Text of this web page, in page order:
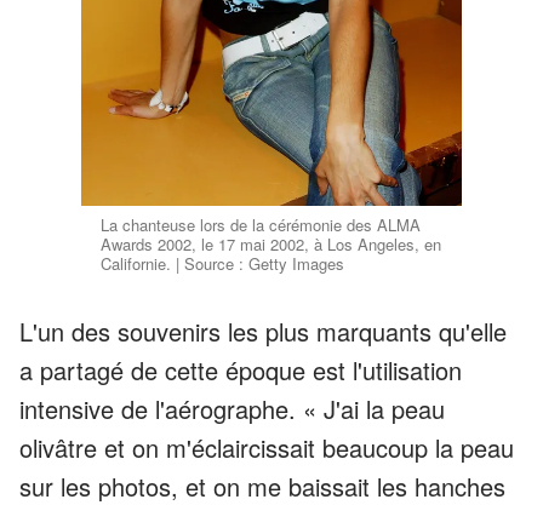
La chanteuse lors de la cérémonie des ALMA
Awards 2002, le 17 mai 2002, à Los Angeles, en
Californie. | Source : Getty Images
L'un des souvenirs les plus marquants qu'elle
a partagé de cette époque est l'utilisation
intensive de l'aérographe. « J'ai la peau
olivâtre et on m'éclaircissait beaucoup la peau
sur les photos, et on me baissait les hanches